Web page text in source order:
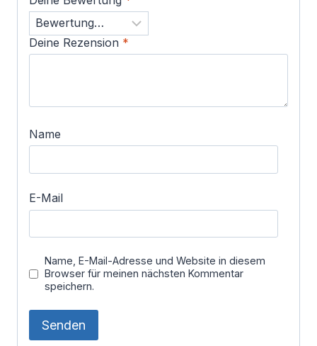
Deine Rezension *
Name
E-Mail
Name, E-Mail-Adresse und Website in diesem
Browser für meinen nächsten Kommentar
speichern.